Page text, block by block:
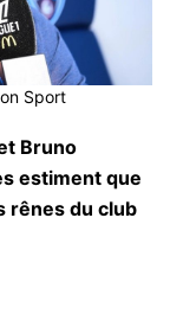
Sport
Bruno
estiment que
rênes du club